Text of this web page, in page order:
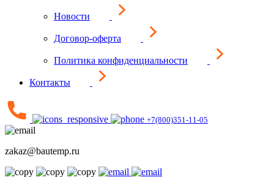
Новости
Договор-оферта
Политика конфиденциальности
Контакты
+7(800)351-11-05
zakaz@bautemp.ru